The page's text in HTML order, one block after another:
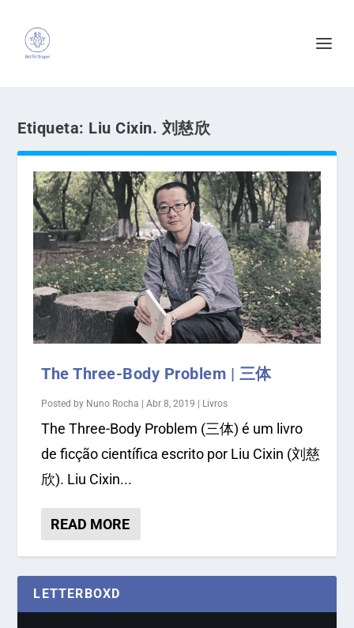
Etiqueta: Liu Cixin. 刘慈欣
The Three-Body Problem | 三体
Posted by Nuno Rocha |Abr 8, 2019 | Livros
The Three-Body Problem (三体) é um livro
de ficção científica escrito por Liu Cixin (刘慈
欣). Liu Cixin...
READ MORE
LETTERBOXD